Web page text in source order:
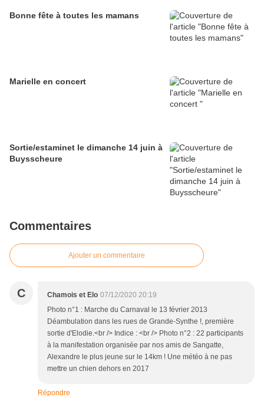
Bonne fête à toutes les mamans
Marielle en concert
Sortie/estaminet le dimanche 14 juin à
Buysscheure
Commentaires
Ajouter un commentaire
C Chamois et Elo 07/12/2020 20:19
Photo n°1 : Marche du Carnaval le 13 février 2013
Déambulation dans les rues de Grande-Synthe !, première
sortie d'Elodie.<br /> Indice : <br /> Photo n°2 : 22 participants
à la manifestation organisée par nos amis de Sangatte,
Alexandre le plus jeune sur le 14km ! Une météo à ne pas
mettre un chien dehors en 2017
Répondre